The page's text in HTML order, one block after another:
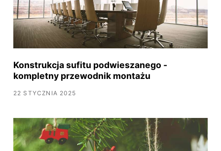
Konstrukcja sufitu podwieszanego -
kompletny przewodnik montażu
22 STYCZNIA 2025